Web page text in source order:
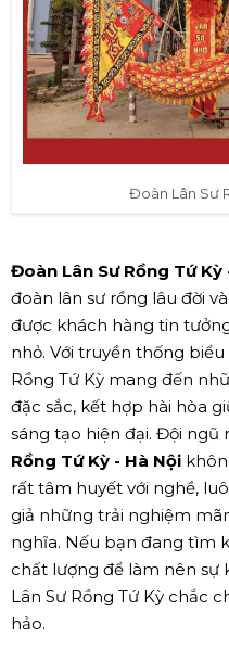
Đoàn Lân Sư
Đoàn Lân Sư Rồng Tứ Kỳ
đoàn lân sư rồng lâu đời
được khách hàng tin
nhỏ. Với truyền thống
Rồng Tứ Kỳ mang đến
đặc sắc, kết hợp hài hòa
sáng tạo hiện đại. Đội ngũ
Rồng Tứ Kỳ - Hà Nội
rất tâm huyết với nghề,
giả những trải nghiệm
nghĩa. Nếu bạn đang tìm
chất lượng để làm nên sự
Lân Sư Rồng Tứ Kỳ chắc
hảo.